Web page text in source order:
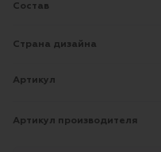
Состав
Страна дизайна
Артикул
Артикул производителя